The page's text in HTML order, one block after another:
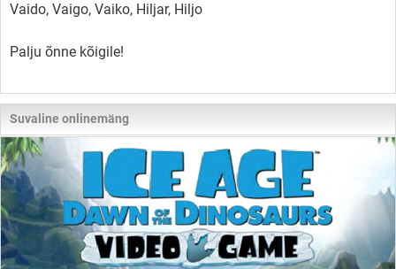
Vaido, Vaigo, Vaiko, Hiljar, Hiljo
Palju õnne kõigile!
Suvaline onlinemäng